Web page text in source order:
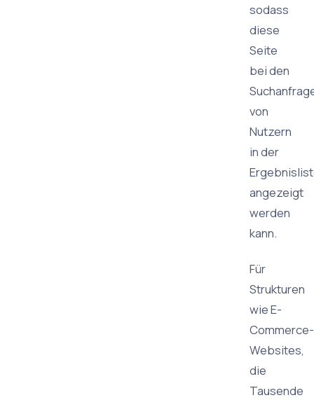
sodass
diese
Seite
bei den
von
Nutzern
in der
angezeigt
werden
kann.
Für
Strukturen
wie E-
Commerce-
Websites,
die
Tausende